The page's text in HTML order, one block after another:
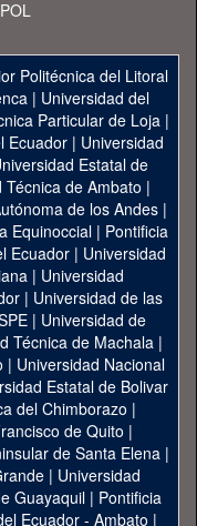
Politécnica del Litoral
| Universidad del
Particular de Loja|
Ecuador| Universidad
Estatal de
Técnica de Ambato |
de los Andes|
Equinoccial| Pontificia
Ecuador | Universidad
| Universidad
| Universidad de las
| Universidad de
Técnica de Machala|
| Universidad Nacional
Estatal de Bolivar
del Chimborazo |
de Quito |
de Santa Elena|
| Universidad
Guayaquil| Pontificia
Ecuador - Ambato |